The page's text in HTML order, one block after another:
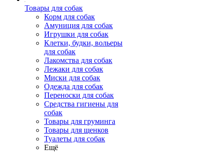
Товары для собак
Корм для собак
Амуниция для собак
Игрушки для собак
Клетки, будки, вольеры
для собак
Лакомства для собак
Лежаки для собак
Миски для собак
Одежда для собак
Переноски для собак
Средства гигиены для
собак
Товары для груминга
Товары для щенков
Туалеты для собак
Ещё